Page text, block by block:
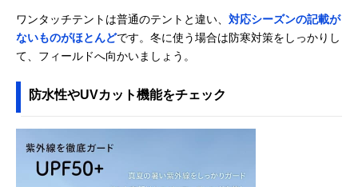
ワンタッチテントは普通のテントと違い、 対応シーズンの記載が
ないものがほとんどです。冬に使う場合は防寒対策をしっかりし
て、フィールドへ向かいましょう。
防水性やUVカット機能をチェック